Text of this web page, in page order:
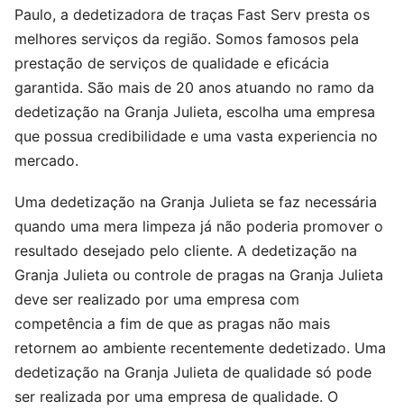
Paulo, a dedetizadora de traças Fast Serv presta os
melhores serviços da região. Somos famosos pela
prestação de serviços de qualidade e eficácia
garantida. São mais de 20 anos atuando no ramo da
dedetização na Granja Julieta, escolha uma empresa
que possua credibilidade e uma vasta experiencia no
mercado.
Uma dedetização na Granja Julieta se faz necessária
quando uma mera limpeza já não poderia promover o
resultado desejado pelo cliente. A dedetização na
Granja Julieta ou controle de pragas na Granja Julieta
deve ser realizado por uma empresa com
competência a fim de que as pragas não mais
retornem ao ambiente recentemente dedetizado. Uma
dedetização na Granja Julieta de qualidade só pode
ser realizada por uma empresa de qualidade. O